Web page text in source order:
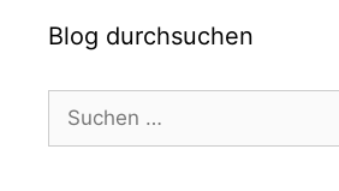
Blog durchsuchen
nach: